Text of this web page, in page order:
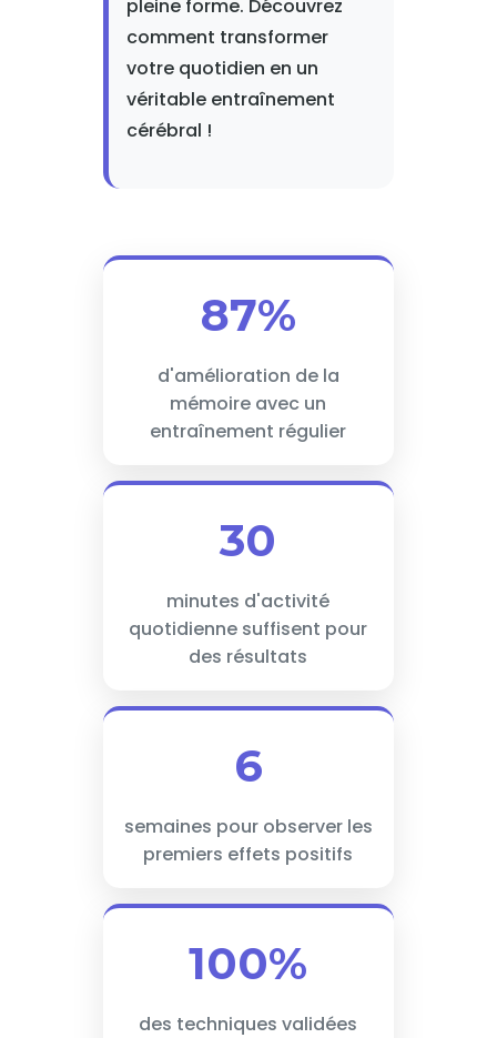
pleine forme. Découvrez
comment transformer
votre quotidien en un
véritable entraînement
cérébral !
87%
d'amélioration de la
mémoire avec un
entraînement régulier
30
minutes d'activité
quotidienne suffisent pour
des résultats
6
semaines pour observer les
premiers effets positifs
100%
des techniques validées